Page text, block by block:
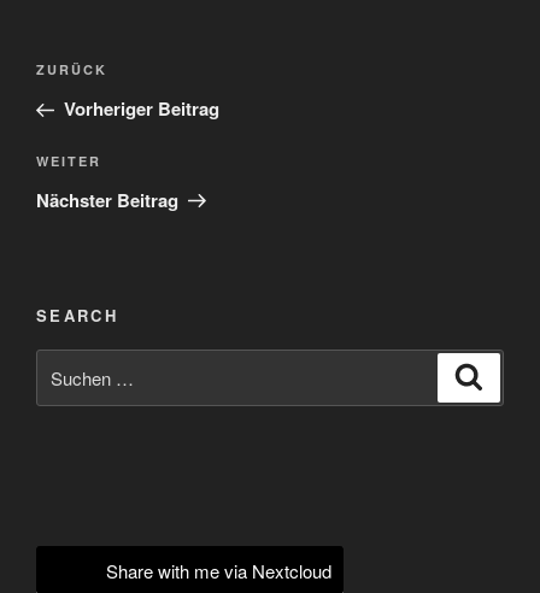
Beitragsnavigation
Vorheriger
Beitrag
ZURÜCK
Vorheriger Beitrag
Nächster
Beitrag
WEITER
Nächster Beitrag
SEARCH
nach:
Share with me via Nextcloud